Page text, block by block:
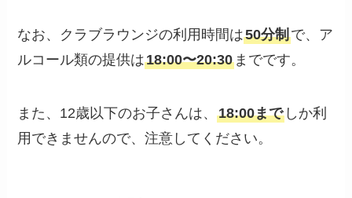
なお、クラブラウンジの利用時間は50分制で、ア
ルコール類の提供は18:00〜20:30 までです。
また、12歳以下のお子さんは、18:00まで しか利
用できませんので、注意してください。